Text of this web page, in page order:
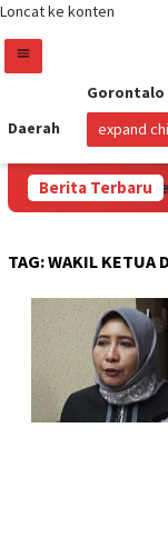
Loncat ke konten
Daerah
Gorontalo
expand
Berita Terbaru
Turunkan Harga
TAG:WAKIL KETUA